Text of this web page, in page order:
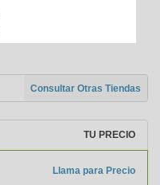
Consultar Otras Tiendas
TU PRECIO
Llama para Precio